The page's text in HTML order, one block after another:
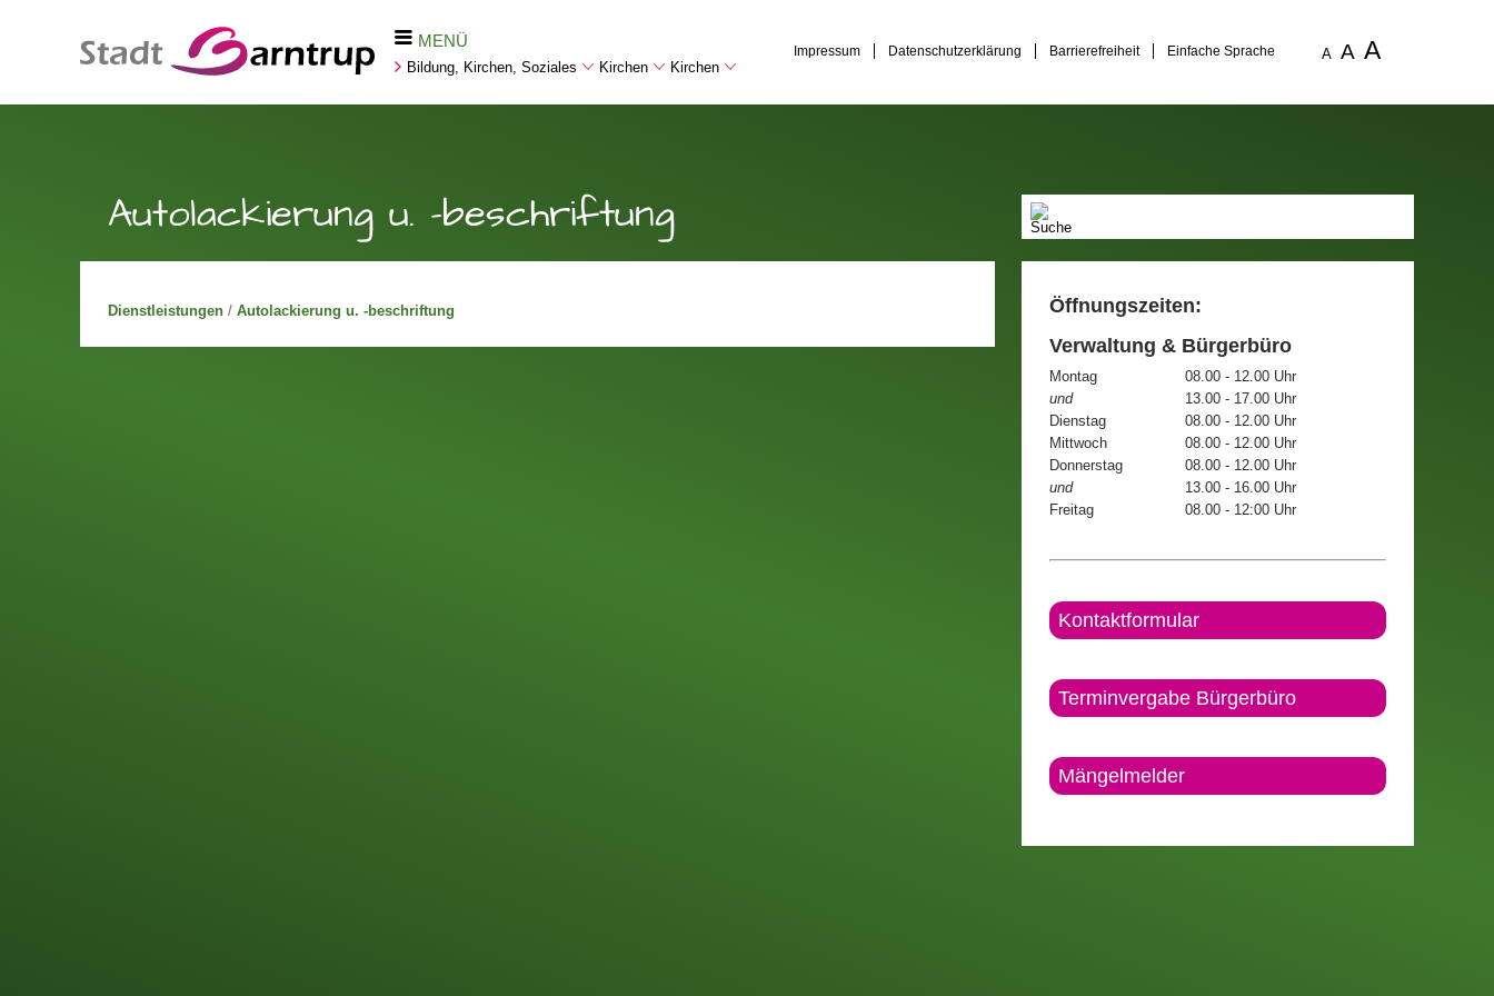
MENÜ
Bildung, Kirchen, Soziales Kirchen Kirchen
Impressum Datenschutzerklärung Barrierefreiheit Einfache Sprache A A A
Autolackierung u. -beschriftung
Dienstleistungen / Autolackierung u. -beschriftung
Öffnungszeiten:
Verwaltung & Bürgerbüro
Montag
08.00 - 12.00 Uhr
und
13.00 - 17.00 Uhr
Dienstag
08.00 - 12.00 Uhr
Mittwoch
08.00 - 12.00 Uhr
Donnerstag
08.00 - 12.00 Uhr
und
13.00 - 16.00 Uhr
Freitag
08.00 - 12:00 Uhr
Kontaktformular
Terminvergabe Bürgerbüro
Mängelmelder